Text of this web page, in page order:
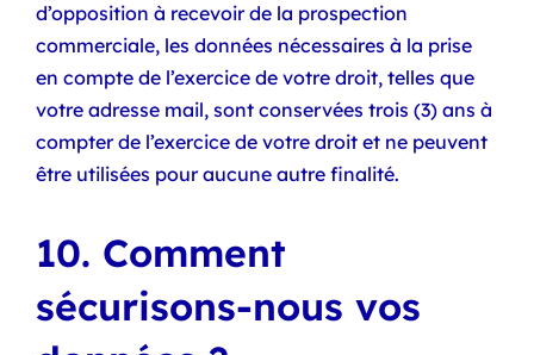
d’opposition à recevoir de la prospection
commerciale, les données nécessaires à la prise
en compte de l’exercice de votre droit, telles que
votre adresse mail, sont conservées trois (3) ans à
compter de l’exercice de votre droit et ne peuvent
être utilisées pour aucune autre finalité.
10. Comment
sécurisons-nous vos